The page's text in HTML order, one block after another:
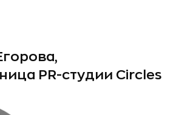
PR-студии Circles